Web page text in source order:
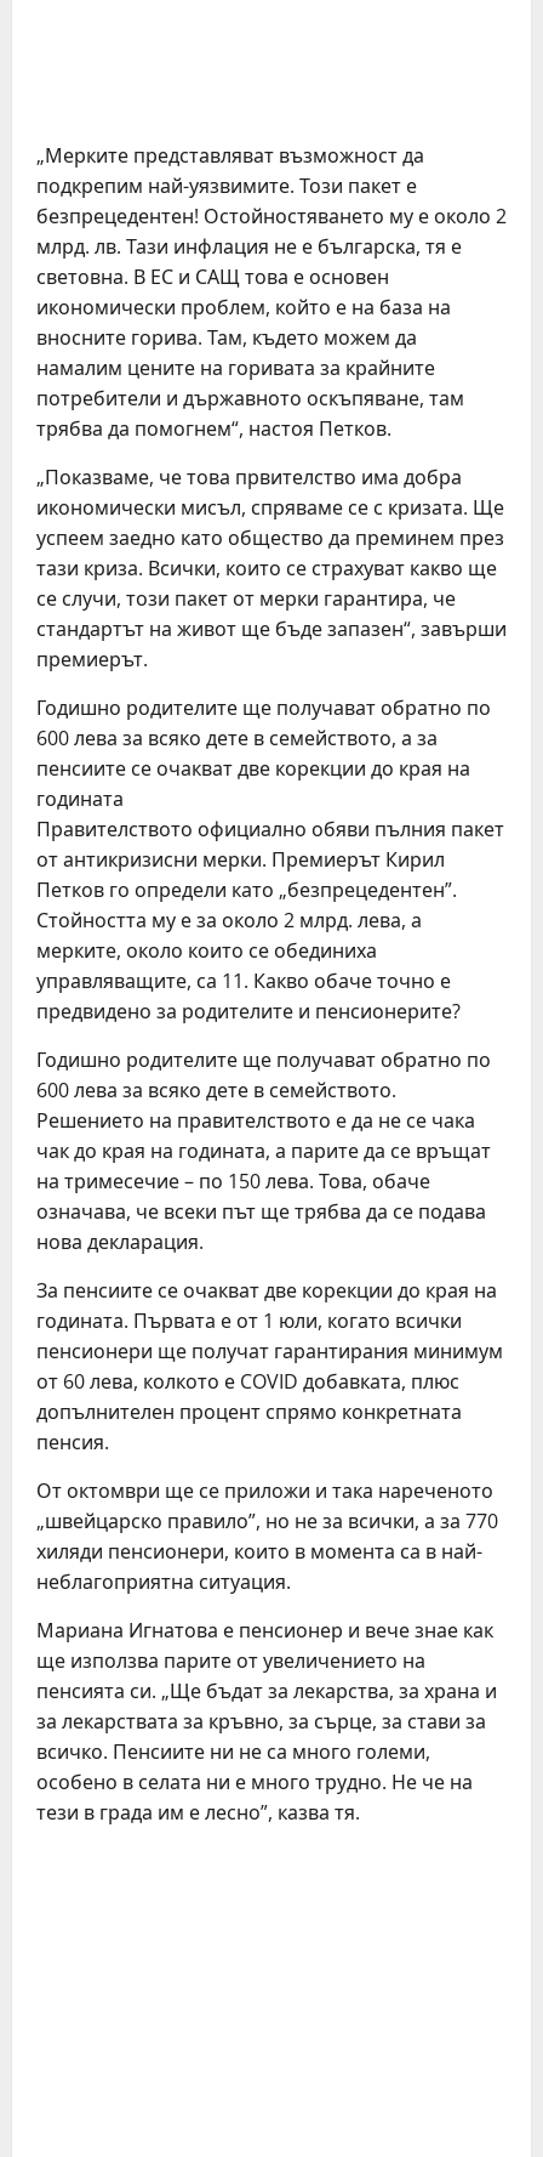
„Мерките представляват възможност да
подкрепим най-уязвимите. Този пакет е
безпрецедентен! Остойностяването му е около 2
млрд. лв. Тази инфлация не е българска, тя е
световна. В ЕС и САЩ това е основен
икономически проблем, който е на база на
вносните горива. Там, където можем да
намалим цените на горивата за крайните
потребители и държавното оскъпяване, там
трябва да помогнем“, настоя Петков.
„Показваме, че това првителство има добра
икономически мисъл, спряваме се с кризата. Ще
успеем заедно като общество да преминем през
тази криза. Всички, които се страхуват какво ще
се случи, този пакет от мерки гарантира, че
стандартът на живот ще бъде запазен“, завърши
премиерът.
Годишно родителите ще получават обратно по
600 лева за всяко дете в семейството, а за
пенсиите се очакват две корекции до края на
годината
Правителството официално обяви пълния пакет
от антикризисни мерки. Премиерът Кирил
Петков го определи като „безпрецедентен”.
Стойността му е за около 2 млрд. лева, а
мерките, около които се обединиха
управляващите, са 11. Какво обаче точно е
предвидено за родителите и пенсионерите?
Годишно родителите ще получават обратно по
600 лева за всяко дете в семейството.
Решението на правителството е да не се чака
чак до края на годината, а парите да се връщат
на тримесечие – по 150 лева. Това, обаче
означава, че всеки път ще трябва да се подава
нова декларация.
За пенсиите се очакват две корекции до края на
годината. Първата е от 1 юли, когато всички
пенсионери ще получат гарантирания минимум
от 60 лева, колкото е COVID добавката, плюс
допълнителен процент спрямо конкретната
пенсия.
От октомври ще се приложи и така нареченото
„швейцарско правило”, но не за всички, а за 770
хиляди пенсионери, които в момента са в най-
неблагоприятна ситуация.
Мариана Игнатова е пенсионер и вече знае как
ще използва парите от увеличението на
пенсията си. „Ще бъдат за лекарства, за храна и
за лекарствата за кръвно, за сърце, за стави за
всичко. Пенсиите ни не са много големи,
особено в селата ни е много трудно. Не че на
тези в града им е лесно”, казва тя.